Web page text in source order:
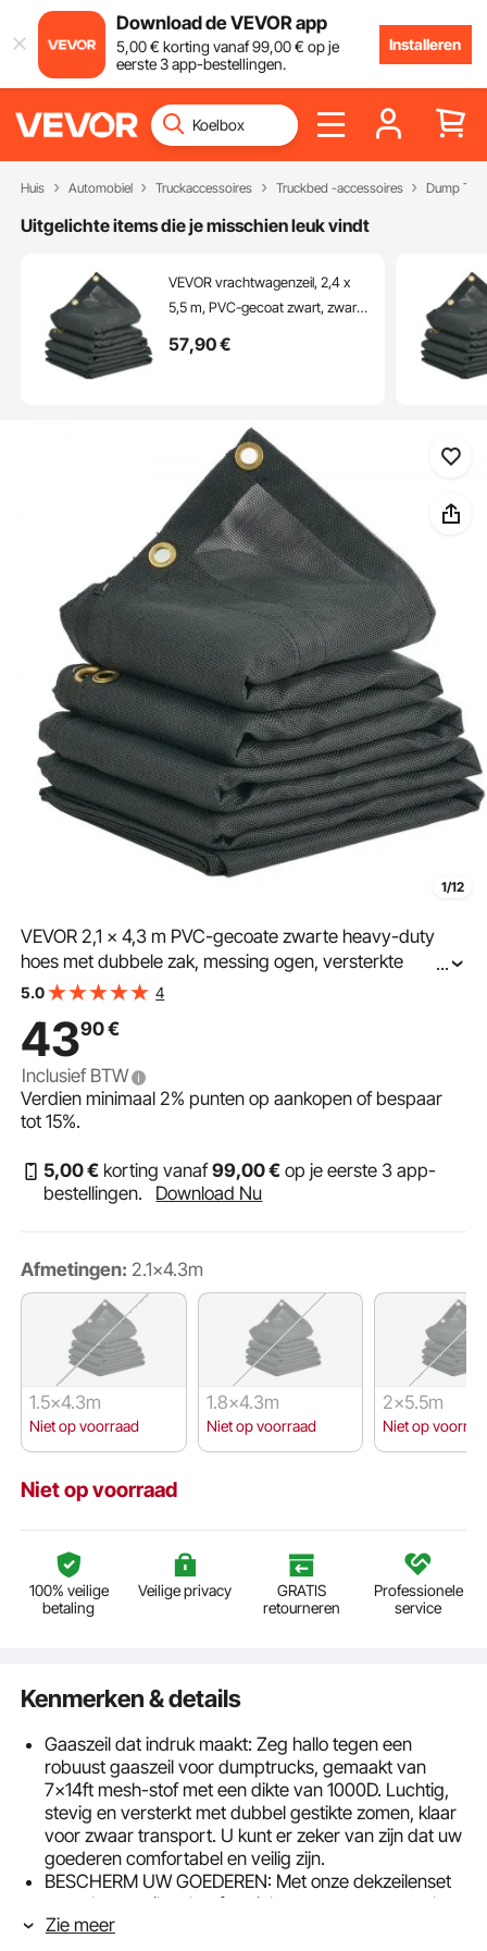
Download de VEVOR app
5,00€ korting vanaf99,00€ op je
eerste 3 app-bestellingen.
Installeren
Huis Automobiel Truckaccessoires Truckbed -accessoires Dump
Uitgelichte items die je misschien leuk vindt
VEVOR vrachtwagenzeil, 2,4 x
5,5 m, PVC-gecoat zwart, zware
ogen, versterkt dubbelnaalds
kiepwagensysteem
57,90€
1/12
VEVOR 2,1 x 4,3 m PVC-gecoate zwarte heavy-duty
hoes met dubbele zak, messing ogen, versterkte
dubbele naaldbinding, geschikt voor handmatig of
...
5.0 4
4390€
Inclusief BTW
Verdien minimaal2% punten op aankopen of bespaar
tot15%.
5,00€ korting vanaf99,00€ op je eerste 3 app-
bestellingen.
Download Nu
Afmetingen: 2.1×4.3m
1.5×4.3m
Niet op voorraad
1.8×4.3m
Niet op voorraad
2×5.5m
Niet op
Niet op voorraad
100% veilige
betaling
Veilige privacy
GRATIS
retourneren
Professionele
service
Kenmerken & details
Gaaszeil dat indruk maakt: Zeg hallo tegen een
robuust gaaszeil voor dumptrucks, gemaakt van
7x14ft mesh-stof met een dikte van 1000D. Luchtig,
stevig en versterkt met dubbel gestikte zomen, klaar
voor zwaar transport. U kunt er zeker van zijn dat uw
goederen comfortabel en veilig zijn.
BESCHERM UW GOEDEREN: Met onze dekzeilenset
voor dumptrailers hoeft u zich geen zorgen te maken
over morsen of vallen. De voor- en achterzakken zijn
Zie meer